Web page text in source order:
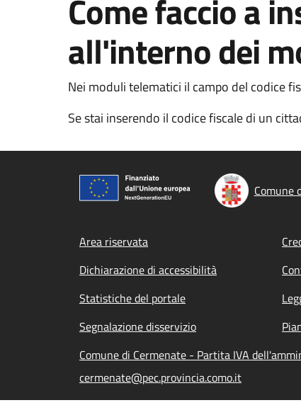
Come faccio a
all'interno dei
Nei moduli telematici il campo del codice
Se stai inserendo il codice fiscale di un
Comune
Footer menu
Area riservata
Dichiarazione di accessibilità
Statistiche del portale
Segnalazione disservizio
Comune di Cermenate - Partita IVA
cermenate@pec.provincia.como.it